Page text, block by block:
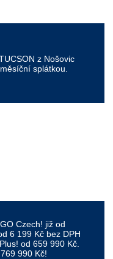
z Nošovic
splátkou.
GO Czech! již od
6 199 Kč bez DPH
od 659 990 Kč
990 Kč!